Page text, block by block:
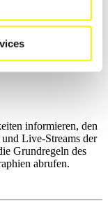
können Sie
informieren, den
Live-Streams der
Grundregeln des
abrufen.